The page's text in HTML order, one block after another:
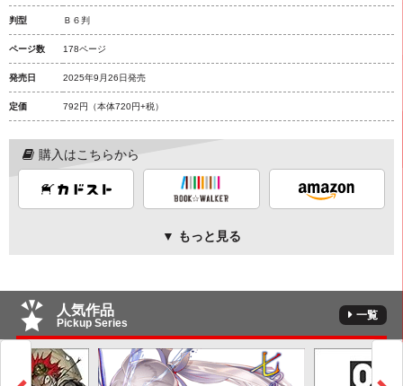
判型 Ｂ６判
ページ数 178ページ
発売日 2025年9月26日発売
定価 792円 （本体720円+税）
購入はこちらから
▼ もっと見る
人気作品
Pickup Series
一覧